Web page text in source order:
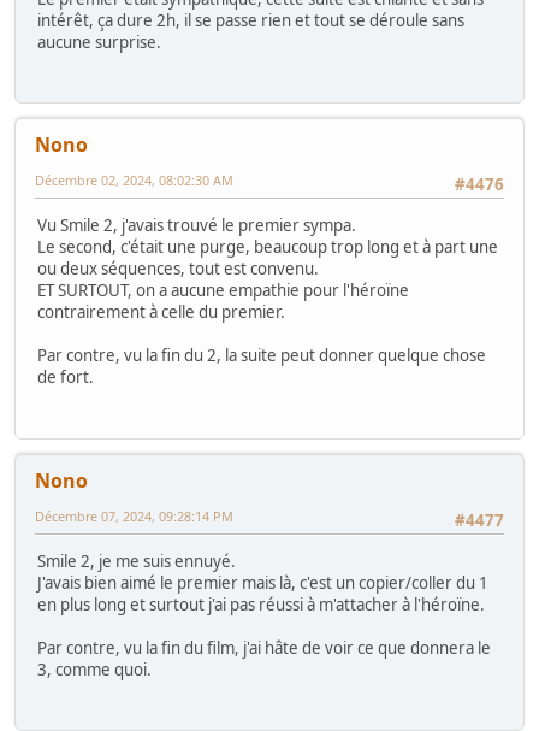
intérêt, ça dure 2h, il se passe rien et tout se déroule sans
aucune surprise.
Nono
#4476
Décembre 02, 2024, 08:02:30 AM
Vu Smile 2, j'avais trouvé le premier sympa.
Le second, c'était une purge, beaucoup trop long et à part une
ou deux séquences, tout est convenu.
ET SURTOUT, on a aucune empathie pour l'héroïne
contrairement à celle du premier.
Par contre, vu la fin du 2, la suite peut donner quelque chose
de fort.
Nono
#4477
Décembre 07, 2024, 09:28:14 PM
Smile 2, je me suis ennuyé.
J'avais bien aimé le premier mais là, c'est un copier/coller du 1
en plus long et surtout j'ai pas réussi à m'attacher à l'héroïne.
Par contre, vu la fin du film, j'ai hâte de voir ce que donnera le
3, comme quoi.